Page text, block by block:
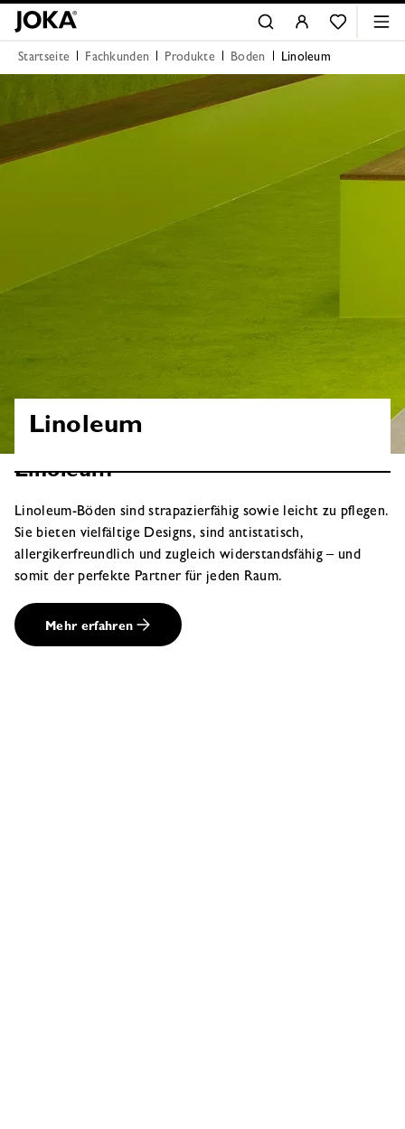
Startseite Fachkunden Produkte Boden Linoleum
Linoleum
Linoleum
Linoleum-Böden sind strapazierfähig sowie leicht zu pflegen.
Sie bieten vielfältige Designs, sind antistatisch,
allergikerfreundlich und zugleich widerstandsfähig – und
somit der perfekte Partner für jeden Raum.
Mehr erfahren